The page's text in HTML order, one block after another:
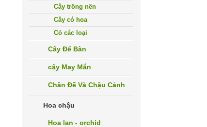
Cây trồng nền
Cây có hoa
Cỏ các loại
Cây Để Bàn
cây May Mắn
Chân Đế Và Chậu Cảnh
Hoa chậu
Hoa lan - orchid